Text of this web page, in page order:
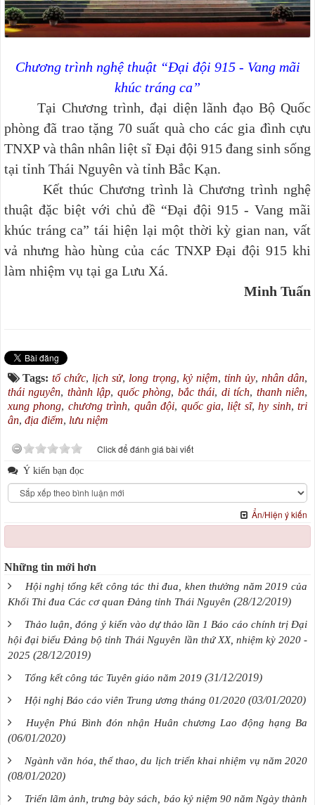
Chương trình nghệ thuật “Đại đội 915 - Vang mãi
khúc tráng ca”
Tại Chương trình, đại diện lãnh đạo Bộ Quốc
phòng đã trao tặng 70 suất quà cho các gia đình cựu
TNXP và thân nhân liệt sĩ Đại đội 915 đang sinh sống
tại tỉnh Thái Nguyên và tỉnh Bắc Kạn.
Kết thúc Chương trình là Chương trình nghệ
thuật đặc biệt với chủ đề “Đại đội 915 - Vang mãi
khúc tráng ca” tái hiện lại một thời kỳ gian nan, vất
vả nhưng hào hùng của các TNXP Đại đội 915 khi
làm nhiệm vụ tại ga Lưu Xá.
Minh Tuấn
Tags:tổ chức, lịch sử, long trọng, kỷ niệm, tỉnh ủy,nhân dân,
thái nguyên, thành lập, quốc phòng, bắc thái, di tích, thanh niên,
xung phong, chương trình, quân đội, quốc gia, liệt sĩ,hy sinh,tri
ân, địa điểm, lưu niệm
Click để đánh giá bài viết
Ý kiến bạn đọc
Ẩn/Hiện ý kiến
Những tin mới hơn
Hội nghị tổng kết công tác thi đua, khen thưởng năm 2019 của
Khối Thi đua Các cơ quan Đảng tỉnh Thái Nguyên (28/12/2019)
Thảo luận, đóng ý kiến vào dự thảo lần 1 Báo cáo chính trị Đại
hội đại biểu Đảng bộ tỉnh Thái Nguyên lần thứ XX, nhiệm kỳ 2020 -
2025 (28/12/2019)
Tổng kết công tác Tuyên giáo năm 2019 (31/12/2019)
Hội nghị Báo cáo viên Trung ương tháng 01/2020 (03/01/2020)
Huyện Phú Bình đón nhận Huân chương Lao động hạng Ba
(06/01/2020)
Ngành văn hóa, thể thao, du lịch triển khai nhiệm vụ năm 2020
(08/01/2020)
Triển lãm ảnh, trưng bày sách, báo kỷ niệm 90 năm Ngày thành